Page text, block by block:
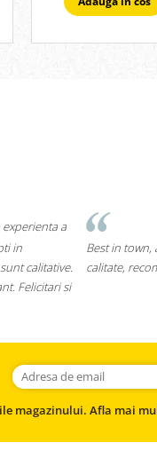
a
in
calitative.
Felicitari si
Best in town,
calitate,
magazinului. Afla mai